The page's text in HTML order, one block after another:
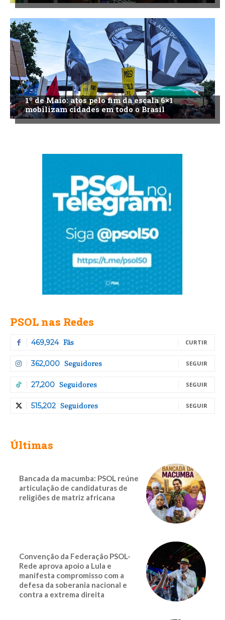
1º de Maio: atos pelo fim da escala 6×1
mobilizam cidades em todo o Brasil
PSOL nas Redes
469,924 Fãs CURTIR
362,000 Seguidores SEGUIR
27,200 Seguidores SEGUIR
515,202 Seguidores SEGUIR
Últimas
Bancada da macumba: PSOL reúne
articulação de candidaturas de
religiões de matriz africana
Convenção da Federação PSOL-
Rede aprova apoio a Lula e
manifesta compromisso com a
defesa da soberania nacional e
contra a extrema direita